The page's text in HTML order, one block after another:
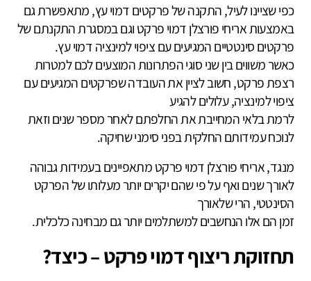
כפי שציינו לעיל, התקנה של פרקטים דמוי עץ, מתאפשרת גם
באמצעות אריחי פורצלן דמוי פרקט וגם במסגרת התקנתם של
פרקטים סינטטיים המגיעים עם ציפוי למינציה דמוי עץ.
כאשר משווים בין שני סוגי הפתרונות המוצעים לכם למטרות
רצפת פרקט, חשוב לציין את העובדה שפרקטים המגיעים עם
ציפוי למינציה, עלולים להגיע
לרמת בלאי המחייבת את החלפתם לאחר מספר שנים וזאת
לנוכח עמידותם החלקית בפני סימני שחיקה.
מנגד, אריחי פורצלן דמוי פרקט מתאפיינים בעמידות גבוהה
לאורך שנים ואף על פי שהם יקרים יותר מעלותו של הפרקט
הסינטטי, הרי שלאורך
זמן הם אלו הנחשבים למשתלמים יותר גם מבחינה כלכלית.
תחזוקת ריצוף דמוי פרקט – כיצד?